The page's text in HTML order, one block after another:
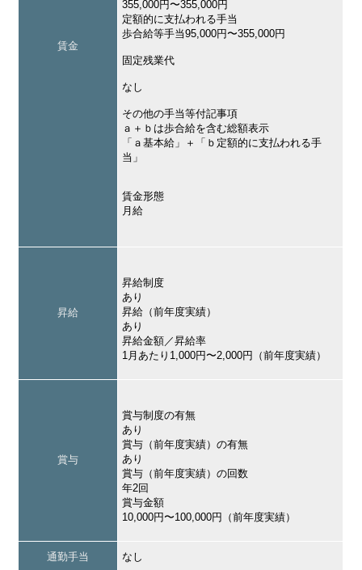
賃金
355,000円〜355,000円
定額的に支払われる手当
歩合給等手当95,000円〜355,000円
固定残業代
なし
その他の手当等付記事項
ａ＋ｂは歩合給を含む総額表示
「ａ基本給」＋「ｂ定額的に支払われる手
当」
賃金形態
月給
昇給
昇給制度
あり
昇給（前年度実績）
あり
昇給金額／昇給率
1月あたり1,000円〜2,000円（前年度実績）
賞与
賞与制度の有無
あり
賞与（前年度実績）の有無
あり
賞与（前年度実績）の回数
年2回
賞与金額
10,000円〜100,000円（前年度実績）
通勤手当 なし